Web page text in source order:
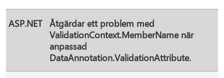
ASP.NET
Åtgärdar ett problem med
ValidationContext.MemberName när
anpassad
DataAnnotation.ValidationAttribute.